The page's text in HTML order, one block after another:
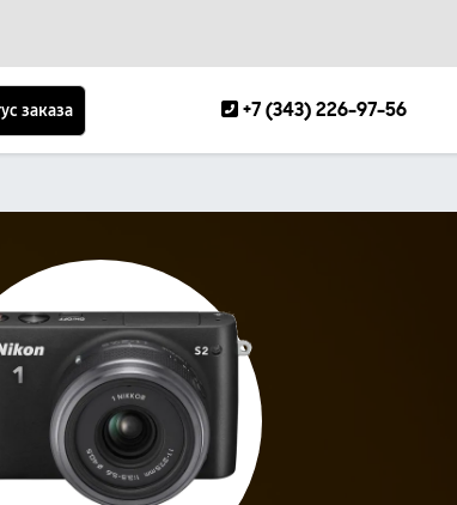
заказа +7 (343) 226-97-56